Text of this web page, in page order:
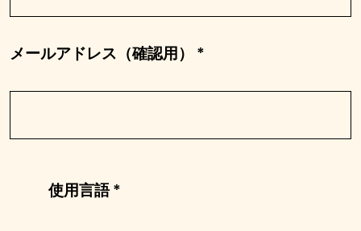
メールアドレス（確認用） *
使用言語 *